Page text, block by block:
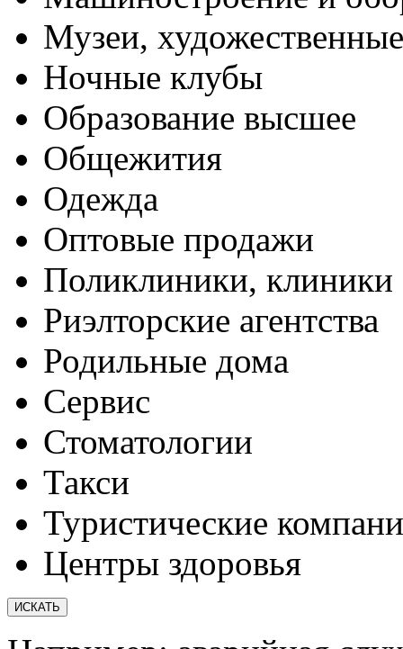
Музеи,
Ночные клубы
Образование высшее
Общежития
Одежда
Оптовые продажи
Поликлиники, клиники
Риэлторские агентства
Родильные дома
Сервис
Стоматологии
Такси
Туристические
Центры здоровья